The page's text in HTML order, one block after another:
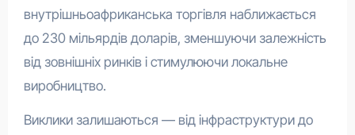
внутрішньоафриканська торгівля наближається
до 230 мільярдів доларів, зменшуючи залежність
від зовнішніх ринків і стимулюючи локальне
виробництво.
Виклики залишаються — від інфраструктури до